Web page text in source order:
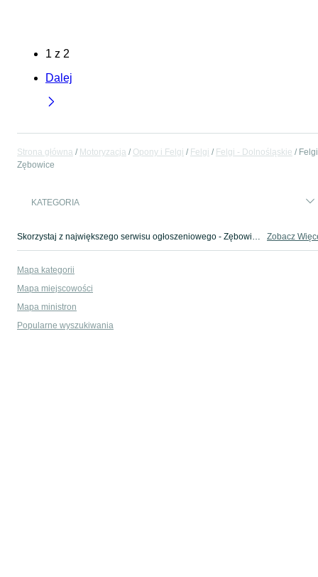
1 z 2
Dalej
Strona główna Motoryzacja Opony i Felgi Felgi Felgi - Dolnośląskie
Zębowice
KATEGORIA
Skorzystaj z największego serwisu ogłoszeniowego - Zębowice i okolice! - kupuj lub sprzedawaj jeszcze wygodniej w kategorii Felgi! Zobacz
Mapa kategorii
Mapa miejscowości
Mapa ministron
Popularne wyszukiwania